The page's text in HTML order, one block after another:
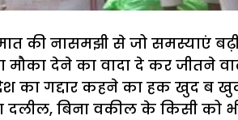
की नासमझी से जो समस्याएं
देने का वादा दे कर जीतने
का गद्दार कहने का हक खुद ब
दलील, बिना वकील के किसी